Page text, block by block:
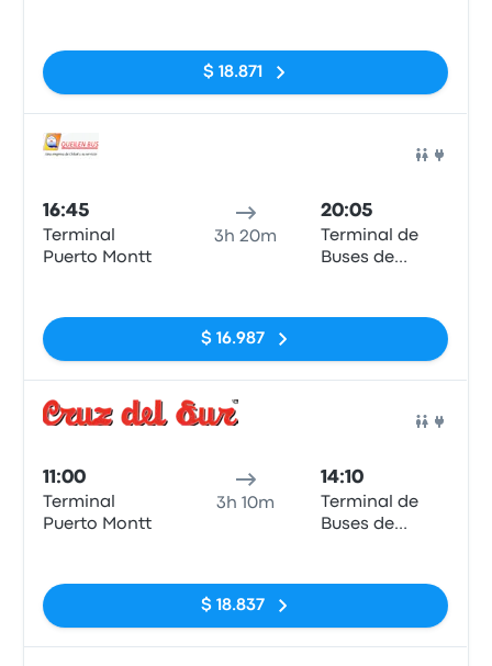
$ 18.871
16:45
Terminal
Puerto Montt
3h 20m
20:05
Terminal de
Buses de
$ 16.987
11:00
Terminal
Puerto Montt
3h 10m
14:10
Terminal de
Buses de
$ 18.837